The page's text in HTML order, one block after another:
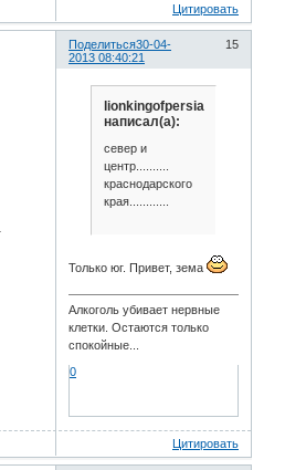
Цитировать
Поделиться 15
30-04-
2013 08:40:21
lionkingofpersia
написал(а):
север и
центр..........
краснодарского
края............
Только юг. Привет, зема
Алкоголь убивает нервные
клетки. Остаются только
спокойные...
0
Цитировать